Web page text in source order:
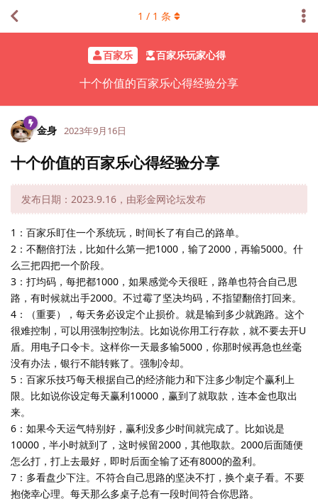
百家乐 百家乐玩家心得
十个价值的百家乐心得经验分享
1 / 1 条
金身 2023年9月16日
十个价值的百家乐心得经验分享
发布日期：2023.9.16，由彩金网论坛发布
1：百家乐盯住一个系统玩，时间长了有自己的路单。
2：不翻倍打法，比如什么第一把1000，输了2000，再输5000。什
么三把四把一个阶段。
3：打均码，每把都1000，如果感觉今天很旺，路单也符合自己思
路，有时候就出手2000。不过霉了坚决均码，不指望翻倍打回来。
4：（重要），每天务必设定个止损价。就是输到多少就跑路。这个
很难控制，可以用强制控制法。比如说你用工行存款，就不要去开U
盾。用电子口令卡。这样你一天最多输5000，你那时候再急也丝毫
没有办法，银行不能转账了。强制冷却。
5：百家乐技巧每天根据自己的经济能力和下注多少制定个赢利上
限。比如说你设定每天赢利10000，赢到了就取款，连本金也取出
来。
6：如果今天运气特别好，赢利没多少时间就完成了。比如说是
10000，半小时就到了，这时候留2000，其他取款。2000后面随便
怎么打，打上去最好，即时后面全输了还有8000的盈利。
7：多看盘少下注。不符合自己思路的坚决不打，换个桌子看。不要
抱侥幸心理。每天那么多桌子总有一段时间符合你思路。